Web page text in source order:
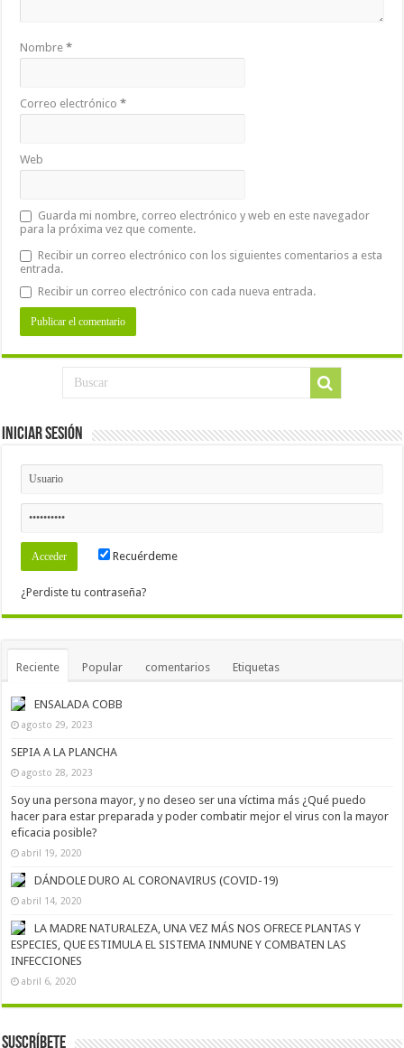
Nombre*
Correo electrónico*
Web
Guarda mi nombre, correo electrónico y web en este navegador
para la próxima vez que comente.
Recibir un correo electrónico con los siguientes comentarios a esta
entrada.
Recibir un correo electrónico con cada nueva entrada.
Iniciar Sesión
Recuérdeme
¿Perdiste tu contraseña?
Reciente Popular comentarios Etiquetas
ENSALADA COBB
agosto 29, 2023
SEPIA A LA PLANCHA
agosto 28, 2023
Soy una persona mayor, y no deseo ser una víctima más ¿Qué puedo
hacer para estar preparada y poder combatir mejor el virus con la mayor
eficacia posible?
abril 19, 2020
DÁNDOLE DURO AL CORONAVIRUS (COVID-19)
abril 14, 2020
LA MADRE NATURALEZA, UNA VEZ MÁS NOS OFRECE PLANTAS Y
ESPECIES, QUE ESTIMULA EL SISTEMA INMUNE Y COMBATEN LAS
INFECCIONES
abril 6, 2020
Suscríbete